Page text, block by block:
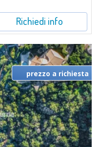
Richiedi info
prezzo a richiesta